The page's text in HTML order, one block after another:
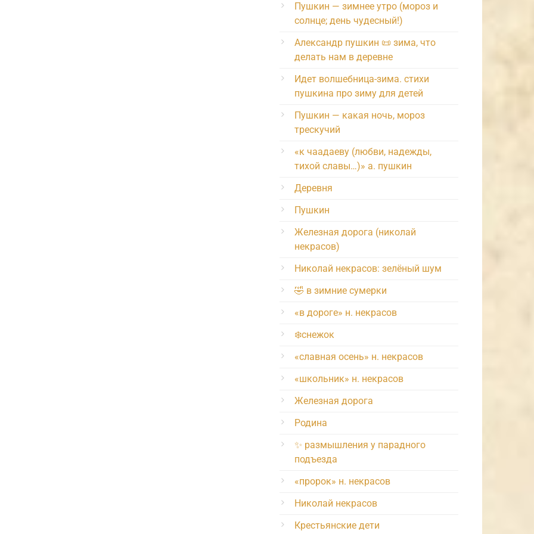
Пушкин — зимнее утро (мороз и
солнце; день чудесный!)
Александр пушкин 📜 зима, что
делать нам в деревне
Идет волшебница-зима. стихи
пушкина про зиму для детей
Пушкин — какая ночь, мороз
трескучий
«к чаадаеву (любви, надежды,
тихой славы…)» а. пушкин
Деревня
Пушкин
Железная дорога (николай
некрасов)
Николай некрасов: зелёный шум
🤣 в зимние сумерки
«в дороге» н. некрасов
❄️снежок
«славная осень» н. некрасов
«школьник» н. некрасов
Железная дорога
Родина
✨ размышления у парадного
подъезда
«пророк» н. некрасов
Николай некрасов
Крестьянские дети